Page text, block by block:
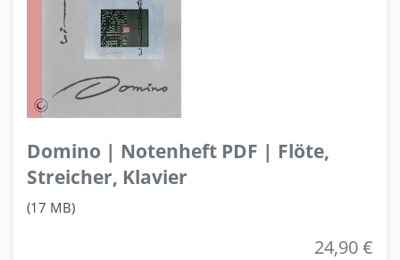
Domino | Notenheft PDF | Flöte,
Streicher, Klavier
(17 MB)
24,90 €